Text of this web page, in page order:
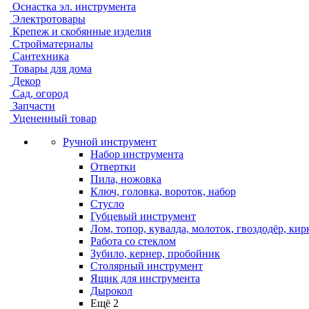
Оснастка эл. инструмента
Электротовары
Крепеж и скобянные изделия
Стройматериалы
Сантехника
Товары для дома
Декор
Сад, огород
Запчасти
Уцененный товар
Ручной инструмент
Набор инструмента
Отвертки
Пила, ножовка
Ключ, головка, вороток, набор
Стусло
Губцевый инструмент
Лом, топор, кувалда, молоток, гвоздодёр,
Работа со стеклом
Зубило, кернер, пробойник
Столярный инструмент
Ящик для инструмента
Дырокол
Ещё 2